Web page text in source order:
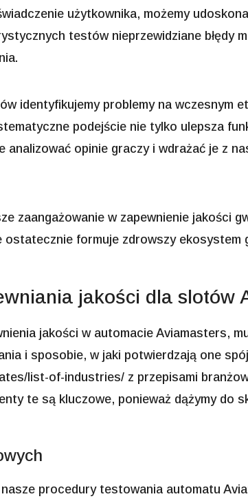
użytkownika, możemy
testów nieprzewidziane błędy
identyfikujemy problemy na wczesnym
podejście nie tylko ulepsza
analizować opinie graczy i wdrażać je z
zaangażowanie w zapewnienie jakości
ostatecznie formuje zdrowszy
jakości dla slotów
jakości w automacie Aviamasters,
i sposobie, w jaki potwierdzają one
list-of-industries/ z przepisami
te są kluczowe, ponieważ dążymy do
procedury testowania automatu